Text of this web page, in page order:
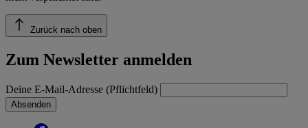
Zurück nach oben
Zum Newsletter anmelden
Deine E-Mail-Adresse (Pflichtfeld)
Absenden